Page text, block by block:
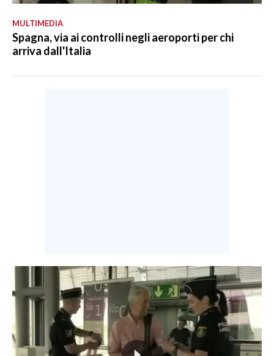
MULTIMEDIA
Spagna, via ai controlli negli aeroporti per chi
arriva dall'Italia